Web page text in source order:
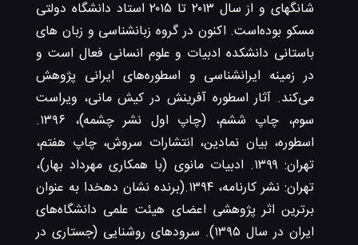
شانگهای و از سال ۲۰۱۳ تا ۲۰۱۵ استاد دانشگاه دولتی
مسکو بوده‌است. اکنون در گروه زبانشناسی و زبان های
باستانی دانشکده ادبیات و علوم انسانی فعال است و
در زمینه ایرانشناسی و اسطوره‌های ایرانی پژوهش
می‌کند. آثار اسطوره آفرینش در کیش مانی، ویراست
سوم، چاپ ششم، (چاپ اول نشر چشمه)، ۱۳۹۶.
اسطوره، بیان نمادین، انتشارات سروش، چاپ هفتم،
تهران: ۱۳۹۹. ادبیات مانوی (با همکاری مهرداد بهار)،
تهران: نشر کارنامه، ۱۳۹۴.(برنده نشان دهخدا به عنوان
برترین اثر پژوهشی اعضای هیئت علمی دانشگاه‌های
ایران در سال ۱۳۹۵). سرودهای روشنایی (جستاری در